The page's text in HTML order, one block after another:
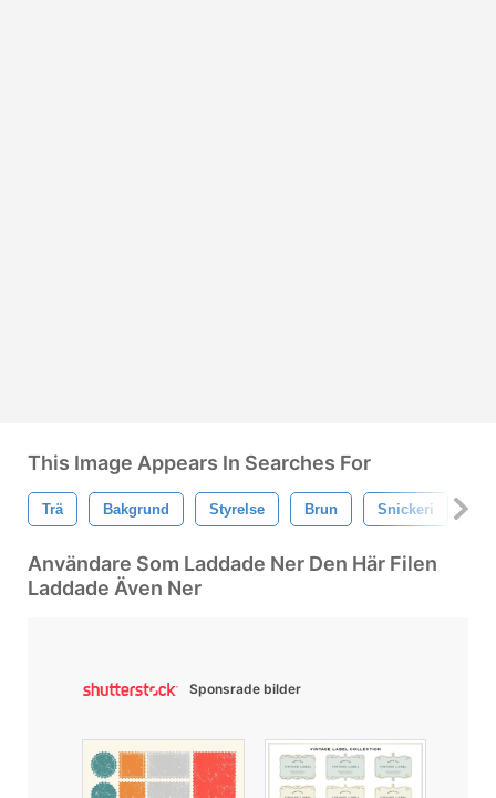
This Image Appears In Searches For
Trä Bakgrund Styrelse Brun Snickeri
Användare Som Laddade Ner Den Här Filen
Laddade Även Ner
Sponsrade bilder